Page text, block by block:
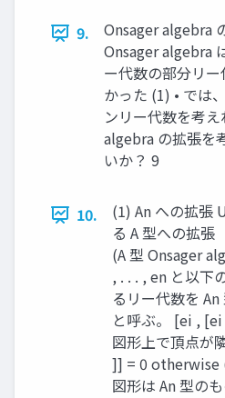
9.
Onsager algebra
Onsager algebra
ー代数の部分リ
かった (1) • では
ンリー代数を考
algebra の拡張を
いか？ 9
10.
(1) An への拡張
る A 型への拡
(A 型 Onsager
, . . . , en と以下
るリー代数を
と呼ぶ。 [ei ,
図形上で頂点が
]] = 0 otherwise
図形は An 型の